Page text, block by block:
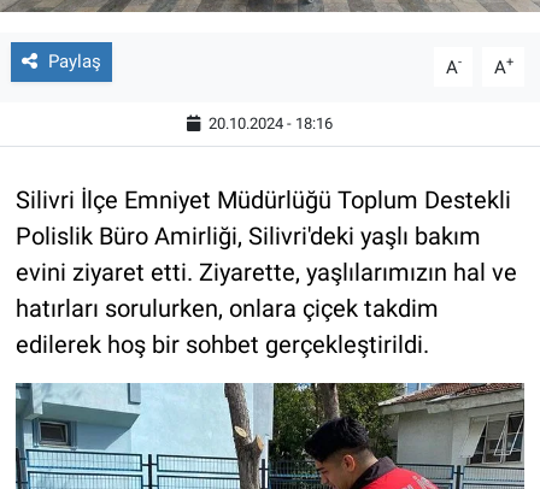
Paylaş A- A+
20.10.2024 - 18:16
Silivri İlçe Emniyet Müdürlüğü Toplum Destekli
Polislik Büro Amirliği, Silivri'deki yaşlı bakım
evini ziyaret etti. Ziyarette, yaşlılarımızın hal ve
hatırları sorulurken, onlara çiçek takdim
edilerek hoş bir sohbet gerçekleştirildi.